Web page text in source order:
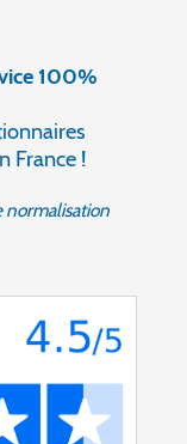
100%
France !
normalisation